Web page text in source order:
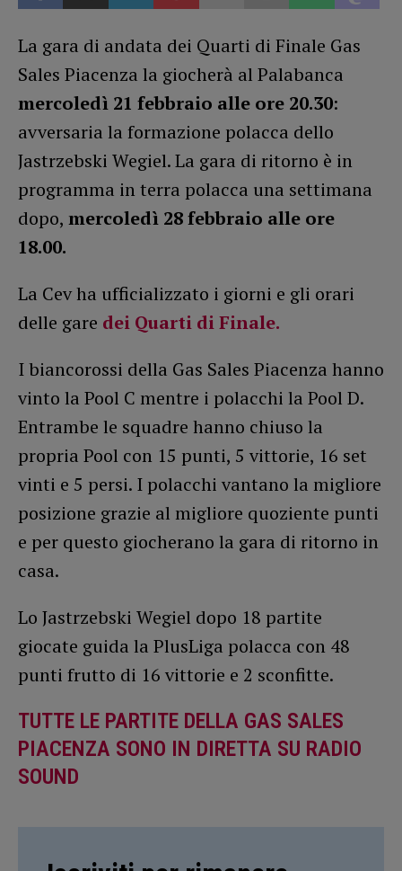
La gara di andata dei Quarti di Finale Gas
Sales Piacenza la giocherà al Palabanca
mercoledì 21 febbraio alle ore 20.30:
avversaria la formazione polacca dello
Jastrzebski Wegiel. La gara di ritorno è in
programma in terra polacca una settimana
dopo, mercoledì 28 febbraio alle ore
18.00.
La Cev ha ufficializzato i giorni e gli orari
delle gare dei Quarti di Finale.
I biancorossi della Gas Sales Piacenza hanno
vinto la Pool C mentre i polacchi la Pool D.
Entrambe le squadre hanno chiuso la
propria Pool con 15 punti, 5 vittorie, 16 set
vinti e 5 persi. I polacchi vantano la migliore
posizione grazie al migliore quoziente punti
e per questo giocherano la gara di ritorno in
casa.
Lo Jastrzebski Wegiel dopo 18 partite
giocate guida la PlusLiga polacca con 48
punti frutto di 16 vittorie e 2 sconfitte.
TUTTE LE PARTITE DELLA GAS SALES
PIACENZA SONO IN DIRETTA SU RADIO
SOUND